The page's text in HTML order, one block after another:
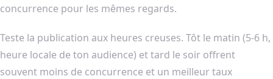
concurrence pour les mêmes regards.
Teste la publication aux heures creuses. Tôt le matin (5-6 h,
heure locale de ton audience) et tard le soir offrent
souvent moins de concurrence et un meilleur taux